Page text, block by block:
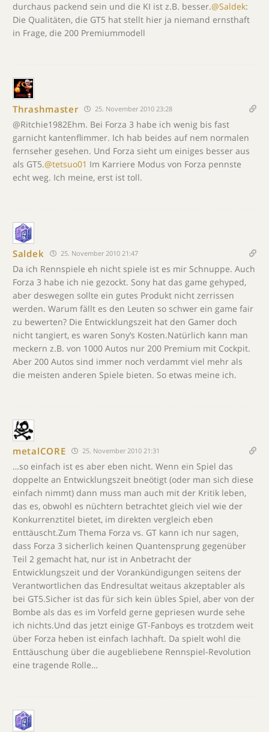
durchaus packend sein und die KI ist z.B. besser.@Saldek:
Die Qualitäten, die GT5 hat stellt hier ja niemand ernsthaft
in Frage, die 200 Premiummodell
Thrashmaster 25. November 2010 23:28
@Ritchie1982Ehm. Bei Forza 3 habe ich wenig bis fast
garnicht kantenflimmer. Ich hab beides auf nem normalen
fernseher gesehen. Und Forza sieht um einiges besser aus
als GT5.@tetsuo01 Im Karriere Modus von Forza pennste
echt weg. Ich meine, erst ist toll.
Saldek 25. November 2010 21:47
Da ich Rennspiele eh nicht spiele ist es mir Schnuppe. Auch
Forza 3 habe ich nie gezockt. Sony hat das game gehyped,
aber deswegen sollte ein gutes Produkt nicht zerrissen
werden. Warum fällt es den Leuten so schwer ein game fair
zu bewerten? Die Entwicklungszeit hat den Gamer doch
nicht tangiert, es waren Sony’s Kosten.Natürlich kann man
meckern z.B. von 1000 Autos nur 200 Premium mit Cockpit.
Aber 200 Autos sind immer noch verdammt viel mehr als
die meisten anderen Spiele bieten. So etwas meine ich.
metalCORE 25. November 2010 21:31
…so einfach ist es aber eben nicht. Wenn ein Spiel das
doppelte an Entwicklungszeit bneötigt (oder man sich diese
einfach nimmt) dann muss man auch mit der Kritik leben,
das es, obwohl es nüchtern betrachtet gleich viel wie der
Konkurrenztitel bietet, im direkten vergleich eben
enttäuscht.Zum Thema Forza vs. GT kann ich nur sagen,
dass Forza 3 sicherlich keinen Quantensprung gegenüber
Teil 2 gemacht hat, nur ist in Anbetracht der
Entwicklungszeit und der Vorankündigungen seitens der
Verantwortlichen das Endresultat weitaus akzeptabler als
bei GT5.Sicher ist das für sich kein übles Spiel, aber von der
Bombe als das es im Vorfeld gerne gepriesen wurde sehe
ich nichts.Und das jetzt einige GT-Fanboys es trotzdem weit
über Forza heben ist einfach lachhaft. Da spielt wohl die
Enttäuschung über die augebliebene Rennspiel-Revolution
eine tragende Rolle…